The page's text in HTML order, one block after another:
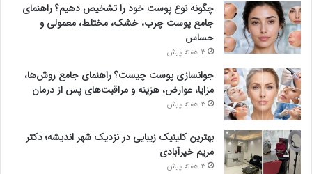
چگونه نوع پوست خود را تشخیص دهیم؟ راهنمای
جامع پوست چرب، خشک، مختلط، معمولی و
حساس
3 هفته پیش
جوانسازی پوست چیست؟ راهنمای جامع روش‌ها،
مزایا، عوارض، هزینه و مراقبت‌های پس از درمان
3 هفته پیش
بهترین کلینیک زیبایی در نزدیک شهر اندیشه؛ دکتر
مریم خیرآبادی
3 هفته پیش